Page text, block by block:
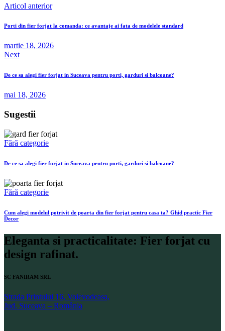
Navigare
în
Articol anterior
Porti din fier forjat la comanda: ce avantaje ai fata de modelele standard
martie 18, 2026
Next
De ce sa alegi fier forjat in Suceava pentru porti, garduri si balcoane?
mai 18, 2026
Sugestii
Fără categorie
De ce sa alegi fier forjat in Suceava pentru porti, garduri si balcoane?
Fără categorie
Cum alegi modelul potrivit de poarta din fier forjat pentru casa ta? Ghid practic Fier
Decor
Eleganta si practicalitate: Fier forjat cu
design rafinat.
SC FANIRAM SRL
Strada Printului 16, Voievodeasa,
Jud. Suceava – România